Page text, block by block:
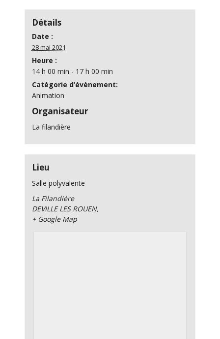
Détails
Date :
28 mai 2021
Heure :
14 h 00 min - 17 h 00 min
Catégorie d’évènement:
Animation
Organisateur
La filandière
Lieu
Salle polyvalente
La Filandière
DEVILLE LES ROUEN,
+ Google Map